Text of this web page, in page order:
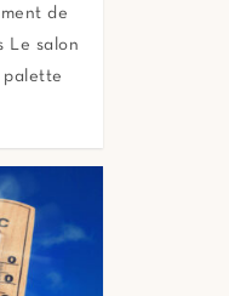
de
Le salon
palette